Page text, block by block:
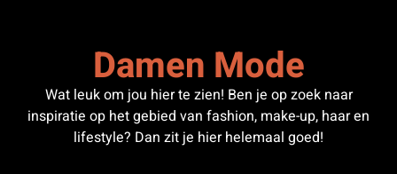
Damen Mode
Wat leuk om jou hier te zien! Ben je op zoek naar
inspiratie op het gebied van fashion, make-up, haar en
lifestyle? Dan zit je hier helemaal goed!